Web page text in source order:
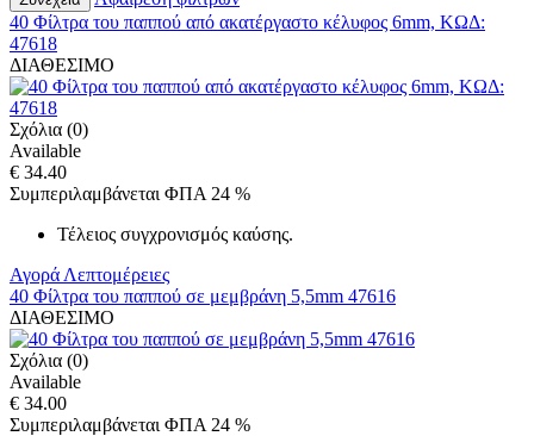
40 Φίλτρα του παππού από ακατέργαστο κέλυφος 6mm, ΚΩΔ:
47618
ΔΙΑΘΕΣΙΜΟ
Σχόλια (0)
Available
€ 34.40
Συμπεριλαμβάνεται ΦΠΑ 24 %
Τέλειος συγχρονισμός καύσης.
Αγορά Λεπτομέρειες
40 Φίλτρα του παππού σε μεμβράνη 5,5mm 47616
ΔΙΑΘΕΣΙΜΟ
Σχόλια (0)
Available
€ 34.00
Συμπεριλαμβάνεται ΦΠΑ 24 %